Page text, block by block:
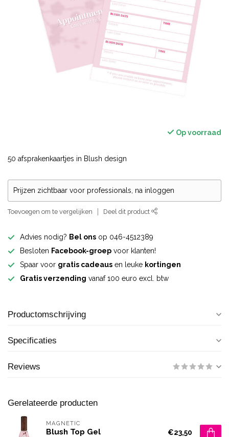
Op voorraad
50 afsprakenkaartjes in Blush design
Prijzen zichtbaar voor professionals, na inloggen
Toevoegen om te vergelijken Deel dit product
Advies nodig? Bel ons op 046-4512389
Besloten Facebook-groep voor klanten!
Spaar voor gratis cadeaus en leuke kortingen
Gratis verzending vanaf 100 euro excl. btw
Productomschrijving
Specificaties
Reviews
Gerelateerde producten
MAGNETIC
Blush Top Gel €23,50